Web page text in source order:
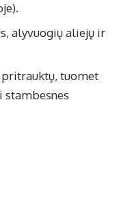
alyvuogių aliejų ir
tuomet